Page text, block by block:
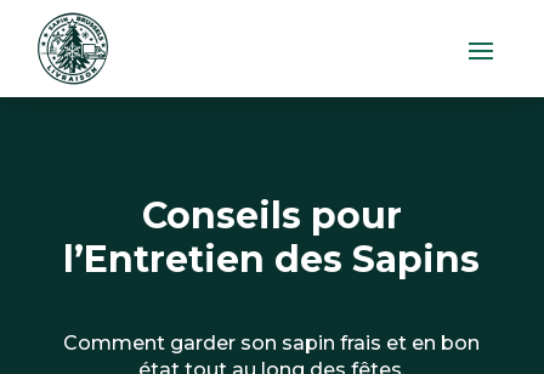
Conseils pour
l’Entretien des Sapins
Comment garder son sapin frais et en bon